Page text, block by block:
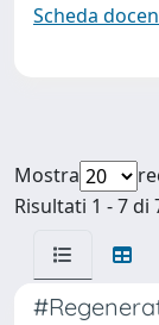
Scheda
Mostra
Risultati 1 - 7 di